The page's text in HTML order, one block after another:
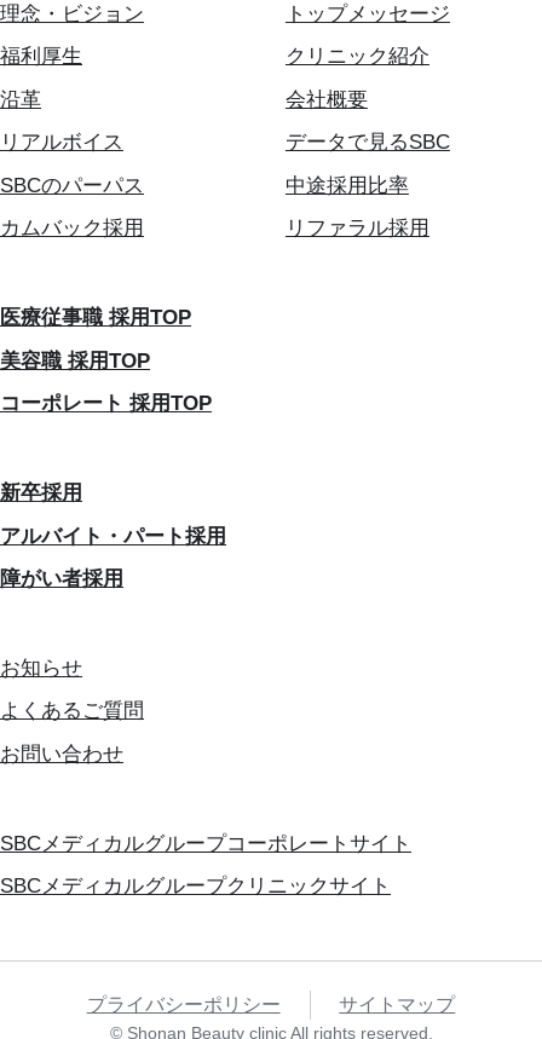
理念・ビジョン
トップメッセージ
福利厚生
クリニック紹介
沿革
会社概要
リアルボイス
データで見るSBC
SBCのパーパス
中途採用比率
カムバック採用
リファラル採用
医療従事職 採用TOP
美容職 採用TOP
コーポレート 採用TOP
新卒採用
アルバイト・パート採用
障がい者採用
お知らせ
よくあるご質問
お問い合わせ
SBCメディカルグループコーポレートサイト
SBCメディカルグループクリニックサイト
プライバシーポリシー サイトマップ
© Shonan Beauty clinic All rights reserved.